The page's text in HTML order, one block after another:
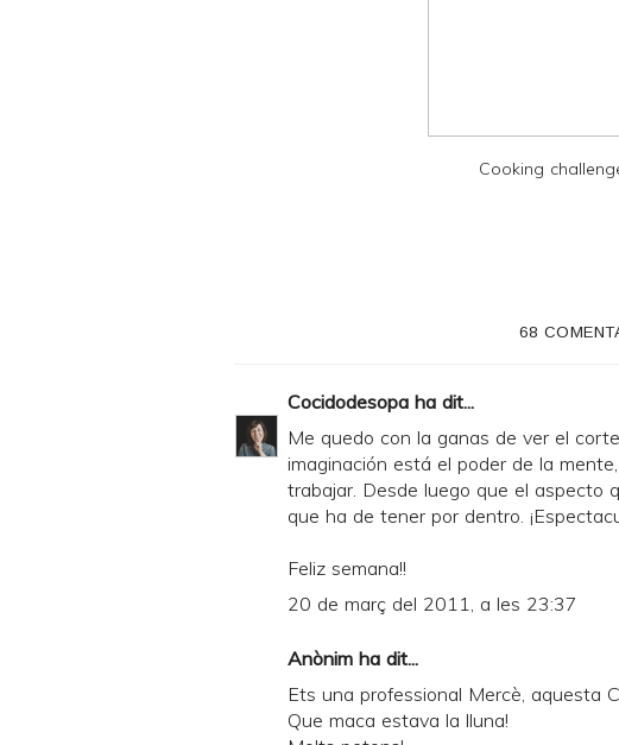
F
Cooking
68
Cocidodesopa ha dit...
Me quedo con la ganas de ver el
imaginación está el poder de la
trabajar. Desde luego que el aspecto
que ha de tener por dentro.
Feliz semana!!
20 de març del 2011, a les 23:37
Anònim ha dit...
Ets una professional Mercè, aquesta
Que maca estava la lluna!